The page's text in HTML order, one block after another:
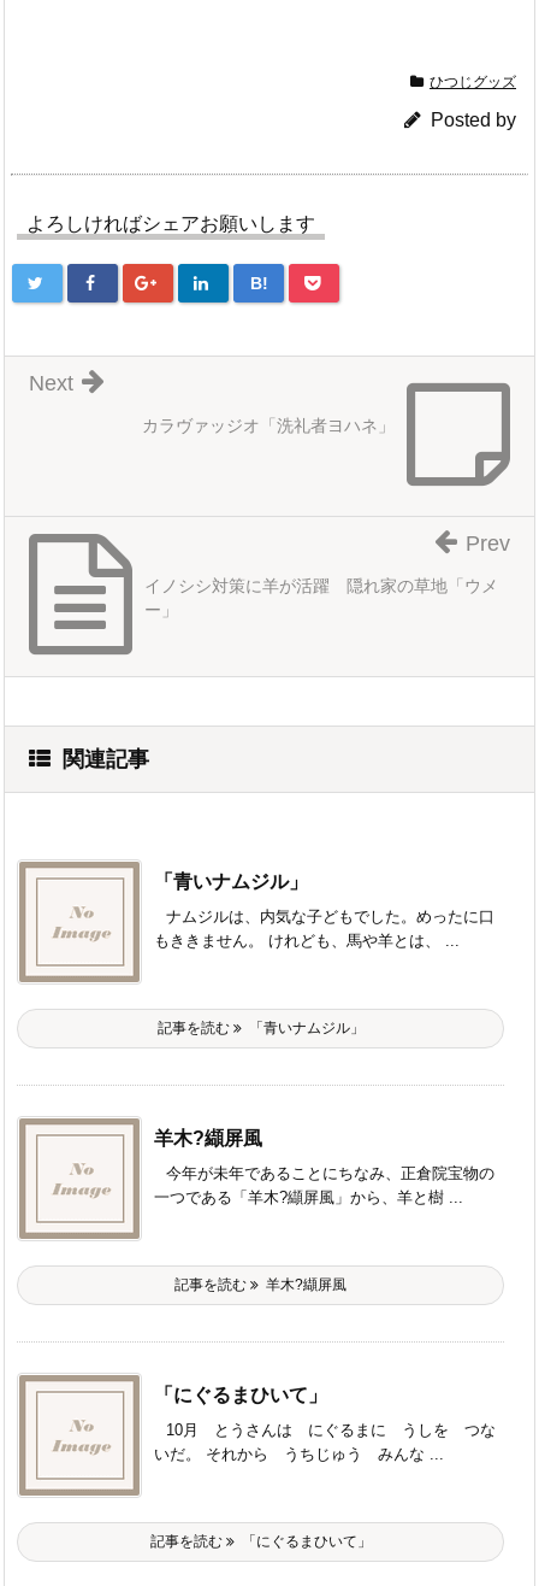
ひつじグッズ
Posted by
よろしければシェアお願いします
B!
カラヴァッジオ「洗礼者ヨハネ」
Next
イノシシ対策に羊が活躍 隠れ家の草地「ウメ
ー」
Prev
関連記事
「青いナムジル」
ナムジルは、内気な子どもでした。めったに口
もききません。 けれども、馬や羊とは、 ...
記事を読む 「青いナムジル」
羊木?纈屏風
今年が未年であることにちなみ、正倉院宝物の
一つである「羊木?纈屏風」から、羊と樹 ...
記事を読む 羊木?纈屏風
「にぐるまひいて」
10月 とうさんは にぐるまに うしを つな
いだ。 それから うちじゅう みんな ...
記事を読む 「にぐるまひいて」